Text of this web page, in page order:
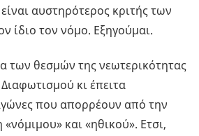
αυστηρότερος κριτής των
ίδιο τον νόμο. Εξηγούμαι.
των θεσμών της νεωτερικότητας
κι έπειτα
που απορρέουν από την
και «ηθικού». Ετσι,